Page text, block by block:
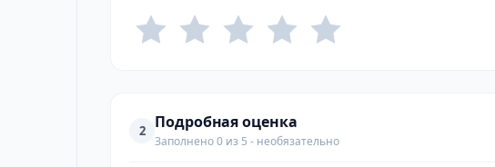
2 Подробная оценка
Заполнено 0 из 5 - необязательно